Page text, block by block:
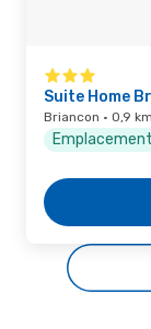
Suite Home
Briancon · 0,9